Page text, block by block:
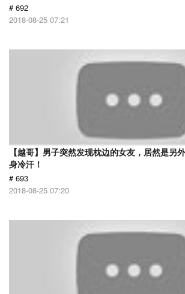
# 692
2018-08-25 07:21
【越哥】男子突然发现枕边的女友，居然是另
身冷汗！
# 693
2018-08-25 07:20